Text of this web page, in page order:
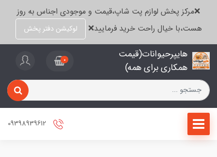
❌مرکز پخش لوازم پت شاپ،قیمت و موجودی اجناس به روز
هست،با خیال راحت خرید فرمایید❌
لوکیشن دفتر پخش
هایپرحیوانات(قیمت
همکاری برای همه)
0